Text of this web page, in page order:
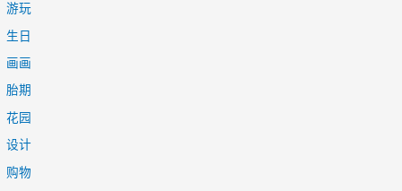
游玩
生日
画画
胎期
花园
设计
购物